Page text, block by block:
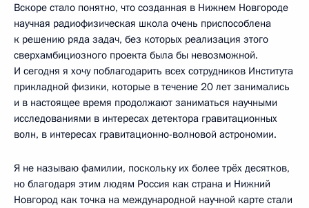
Вскоре стало понятно, что созданная в Нижнем Новгороде
научная радиофизическая школа очень приспособлена
к решению ряда задач, без которых реализация этого
сверхамбициозного проекта была бы невозможной.
И сегодня я хочу поблагодарить всех сотрудников Института
прикладной физики, которые в течение 20 лет занимались
и в настоящее время продолжают заниматься научными
исследованиями в интересах детектора гравитационных
волн, в интересах гравитационно-волновой астрономии.
Я не называю фамилии, поскольку их более трёх десятков,
но благодаря этим людям Россия как страна и Нижний
Новгород как точка на международной научной карте стали